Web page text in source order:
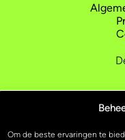
Om de beste ervaringen te